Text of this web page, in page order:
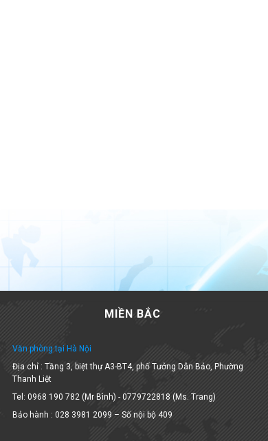
MIỀN BẮC
Văn phòng tại Hà Nội
Địa chỉ : Tầng 3, biệt thự A3-BT4, phố Tưởng Dân Bảo, Phường
Thanh Liệt
Tel: 0968 190 782 (Mr Bình) - 0779722818 (Ms. Trang)
Bảo hành : 028 3981 2099 – Số nội bộ 409